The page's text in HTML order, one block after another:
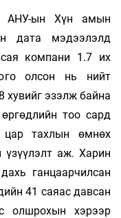
АНУ-ын Хүн амын
дата мэдээлэлд
компани 1.7 их
олсон нь нийт
хувийг эзэлж байна
тоо сард
тахлын өмнөх
үзүүлэлт аж. Харин
ганцаарчилсан
41 саяас давсан
олшрохын хэрээр